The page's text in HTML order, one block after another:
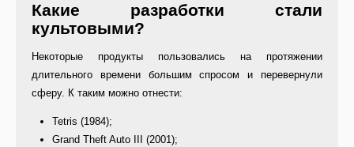
Какие разработки стали
культовыми?
Некоторые продукты пользовались на протяжении
длительного времени большим спросом и перевернули
сферу. К таким можно отнести:
Tetris (1984);
Grand Theft Auto III (2001);